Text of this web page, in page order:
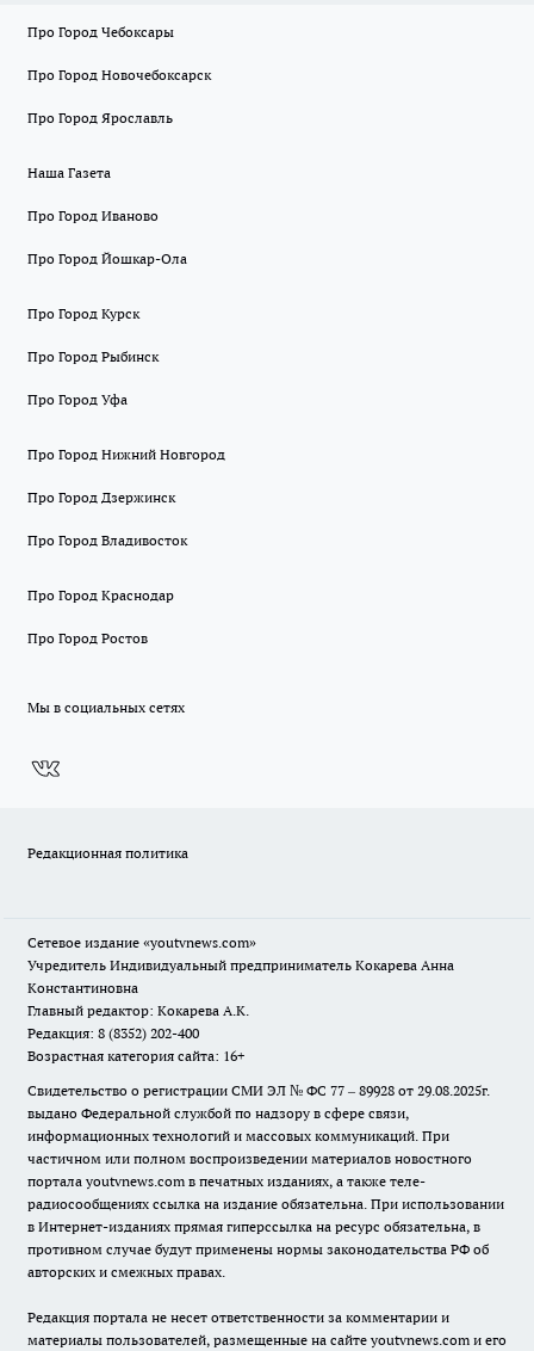
Про Город Чебоксары
Про Город Новочебоксарск
Про Город Ярославль
Наша Газета
Про Город Иваново
Про Город Йошкар-Ола
Про Город Курск
Про Город Рыбинск
Про Город Уфа
Про Город Нижний Новгород
Про Город Дзержинск
Про Город Владивосток
Про Город Краснодар
Про Город Ростов
Мы в социальных сетях
Редакционная политика
Сетевое издание «youtvnews.com»
Учредитель Индивидуальный предприниматель Кокарева Анна
Константиновна
Главный редактор: Кокарева А.К.
Редакция: 8 (8352) 202-400
Возрастная категория сайта: 16+
Свидетельство о регистрации СМИ ЭЛ № ФС 77 – 89928 от 29.08.2025г.
выдано Федеральной службой по надзору в сфере связи,
информационных технологий и массовых коммуникаций. При
частичном или полном воспроизведении материалов новостного
портала youtvnews.com в печатных изданиях, а также теле-
радиосообщениях ссылка на издание обязательна. При использовании
в Интернет-изданиях прямая гиперссылка на ресурс обязательна, в
противном случае будут применены нормы законодательства РФ об
авторских и смежных правах.
Редакция портала не несет ответственности за комментарии и
материалы пользователей, размещенные на сайте youtvnews.com и его